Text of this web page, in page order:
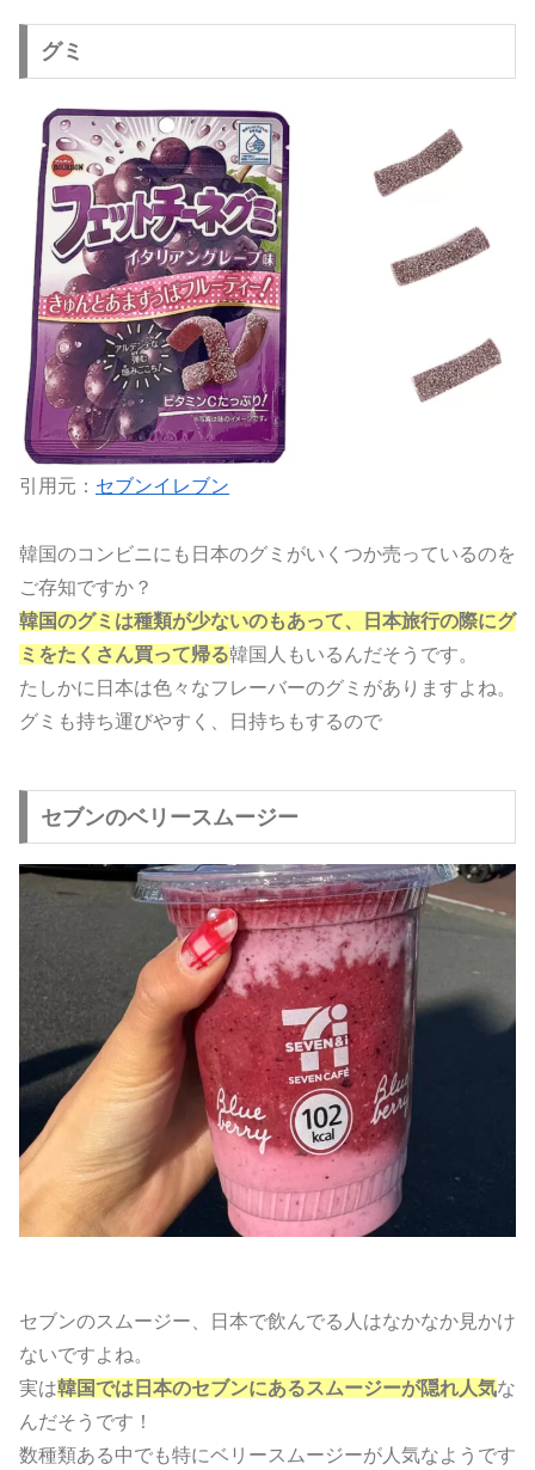
グミ
引用元： セブンイレブン
韓国のコンビニにも日本のグミがいくつか売っているのを
ご存知ですか？
韓国のグミは種類が少ないのもあって、日本旅行の際にグ
ミをたくさん買って帰る韓国人もいるんだそうです。
たしかに日本は色々なフレーバーのグミがありますよね。
グミも持ち運びやすく、日持ちもするので
セブンのベリースムージー
セブンのスムージー、日本で飲んでる人はなかなか見かけ
ないですよね。
実は韓国では日本のセブンにあるスムージーが隠れ人気な
んだそうです！
数種類ある中でも特にベリースムージーが人気なようです